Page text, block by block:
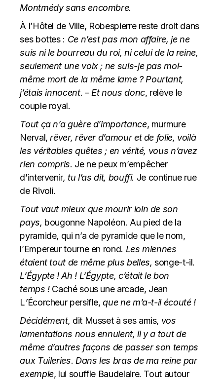
Montmédy sans encombre.
À l’Hôtel de Ville, Robespierre reste droit dans
ses bottes : Ce n’est pas mon affaire, je ne
suis ni le bourreau du roi, ni celui de la reine,
seulement une voix ; ne suis-je pas moi-
même mort de la même lame ? Pourtant,
j’étais innocent. – Et nous donc, relève le
couple royal.
Tout ça n’a guère d’importance, murmure
Nerval,rêver, rêver d’amour et de folie, voilà
les véritables quêtes ; en vérité, vous n’avez
rien compris. Je ne peux m’empêcher
d’intervenir, tu l’as dit, bouffi. Je continue rue
de Rivoli.
Tout vaut mieux que mourir loin de son
pays, bougonne Napoléon. Au pied de la
pyramide, qui n’a de pyramide que le nom,
l’Empereur tourne en rond. Les miennes
étaient tout de même plus belles,songe-t-il.
L’Égypte ! Ah ! L’Égypte, c’était le bon
temps !Caché sous une arcade, Jean
L’Écorcheur persifle,que ne m’a-t-il écouté !
Décidément, dit Musset à ses amis, vos
lamentations nous ennuient, il y a tout de
même d’autres façons de passer son temps
aux Tuileries. Dans les bras de ma reine par
exemple, lui souffle Baudelaire. Tout autour